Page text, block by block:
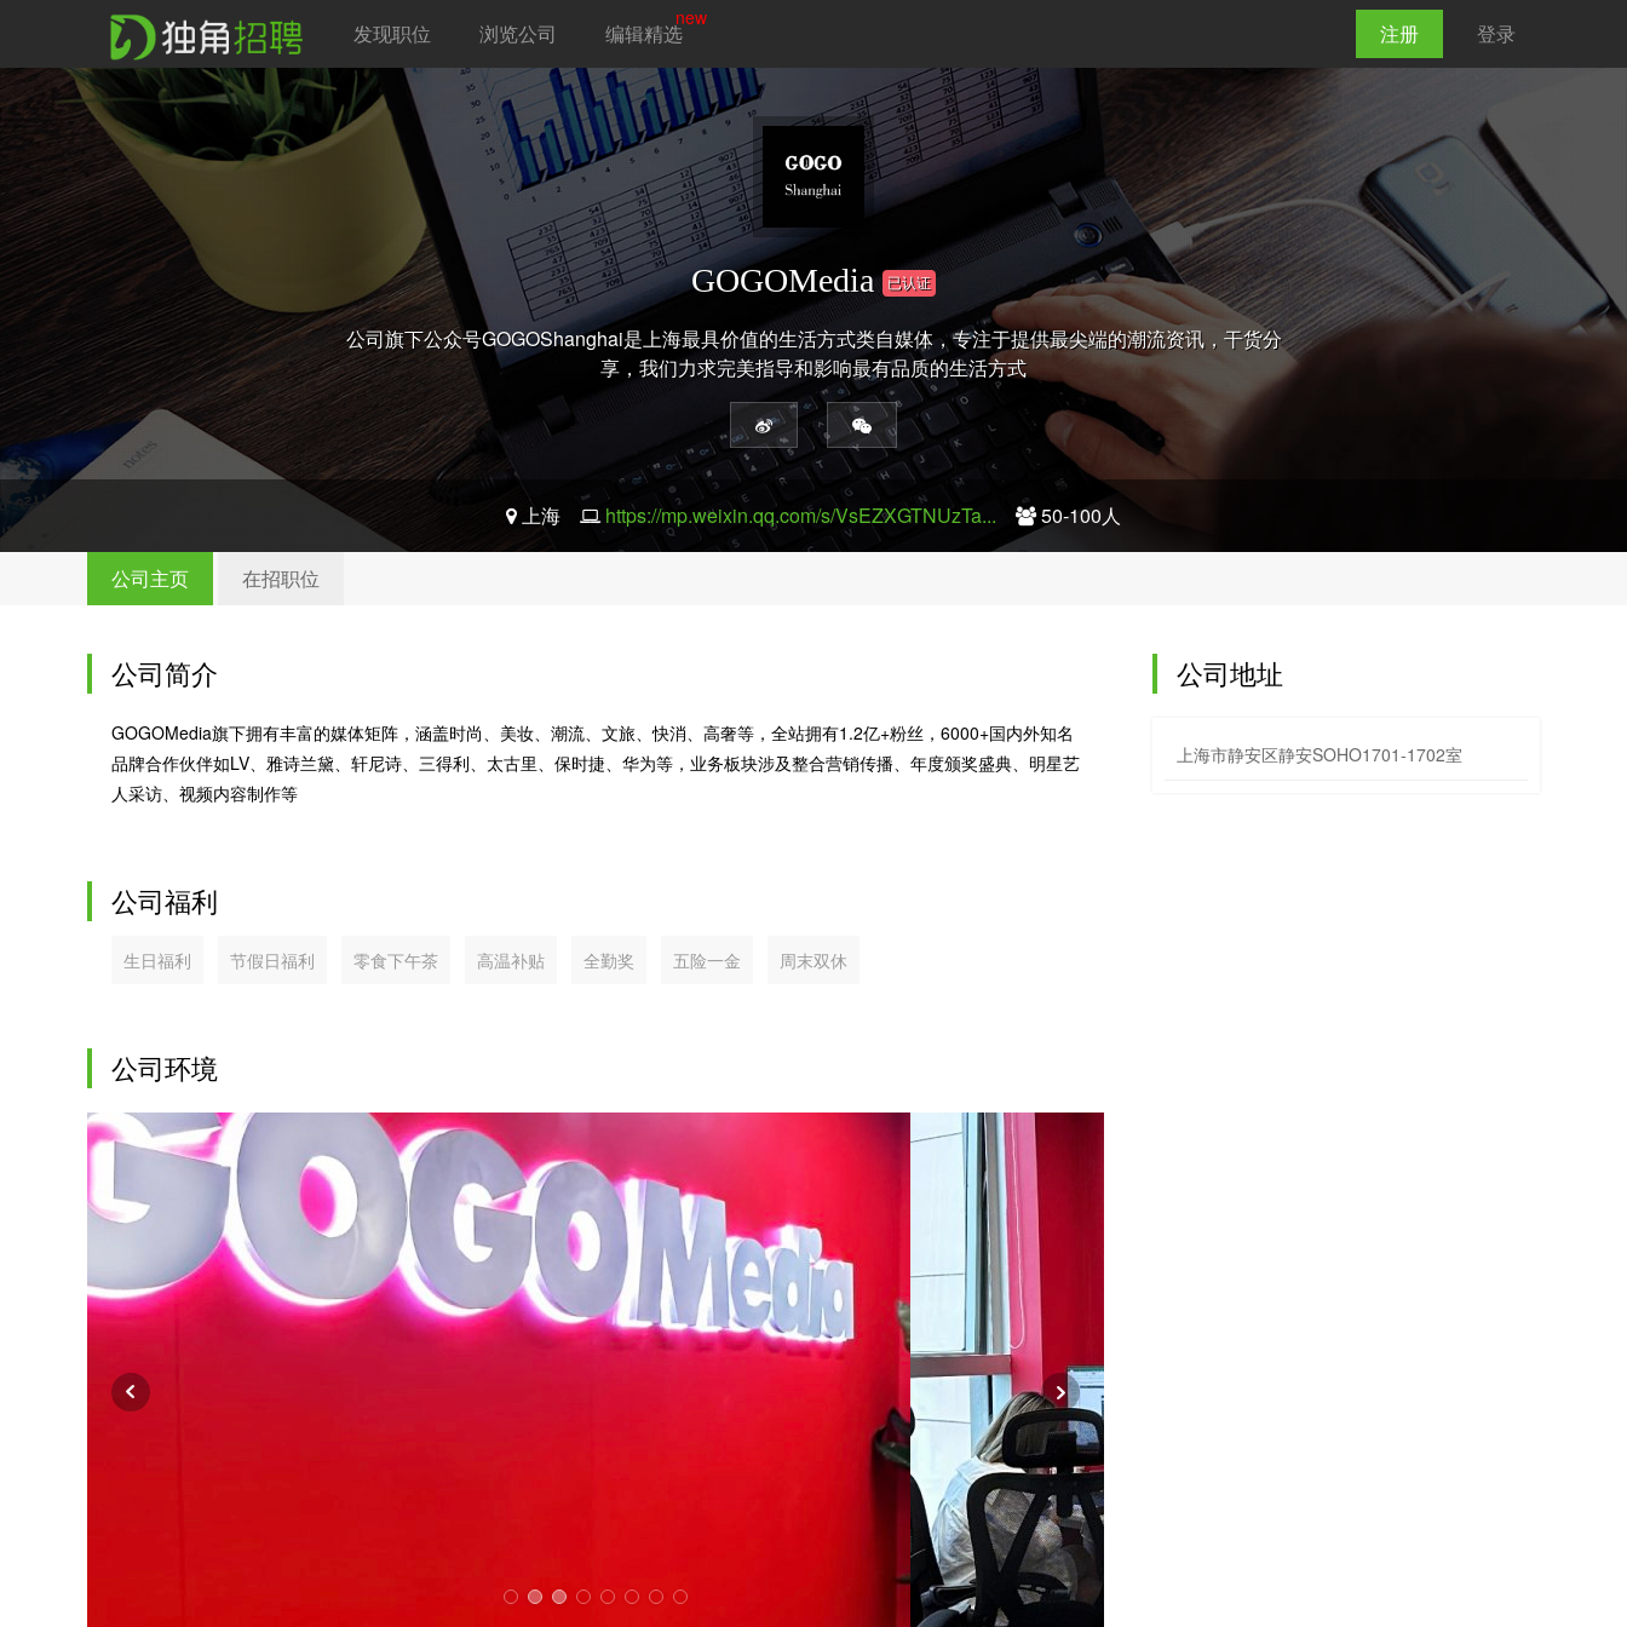
发现职位 浏览公司 编辑精选
new
注册 登录
GOGOMedia 已认证
公司旗下公众号GOGOShanghai是上海最具价值的生活方式类自媒体，专注于提供最尖端的潮流资讯，干货分
享，我们力求完美指导和影响最有品质的生活方式
上海 https://mp.weixin.qq.com/s/VsEZXGTNUzTa... 50-100人
公司主页 在招职位
公司简介
GOGOMedia旗下拥有丰富的媒体矩阵，涵盖时尚、美妆、潮流、文旅、快消、高奢等，全站拥有1.2亿+粉丝，6000+国内外知名
品牌合作伙伴如LV、雅诗兰黛、轩尼诗、三得利、太古里、保时捷、华为等，业务板块涉及整合营销传播、年度颁奖盛典、明星艺
人采访、视频内容制作等
公司福利
生日福利 节假日福利 零食下午茶 高温补贴 全勤奖 五险一金 周末双休
公司环境
公司地址
上海市静安区静安SOHO1701-1702室